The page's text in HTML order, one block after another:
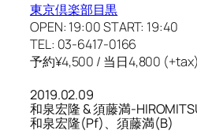
東京倶楽部目黒
OPEN: 19:00 START: 19:40
TEL: 03-6417-0166
予約¥4,500 / 当日4,800 (+tax)
2019.02.09
和泉宏隆 & 須藤満-
和泉宏隆(Pf)、須藤満(B)